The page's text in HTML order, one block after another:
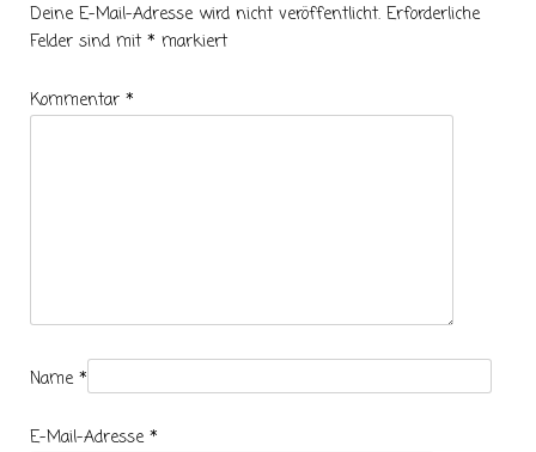
Deine E-Mail-Adresse wird nicht veröffentlicht. Erforderliche
Felder sind mit * markiert
Kommentar *
Name *
E-Mail-Adresse *